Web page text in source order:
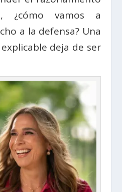
¿cómo vamos a
a la defensa? Una
deja de ser